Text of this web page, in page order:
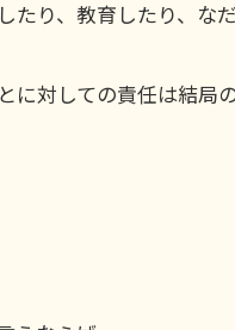
たり、教育したり、な
に対しての責任は結局